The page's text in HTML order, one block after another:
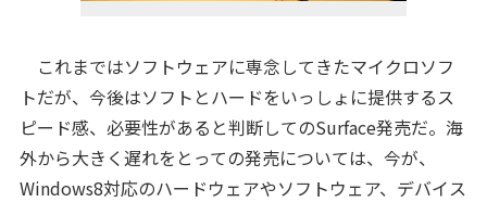
これまではソフトウェアに専念してきたマイクロソフ
トだが、今後はソフトとハードをいっしょに提供するス
ピード感、必要性があると判断してのSurface発売だ。海
外から大きく遅れをとっての発売については、今が、
Windows8対応のハードウェアやソフトウェア、デバイス